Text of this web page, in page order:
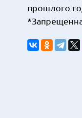
прошлого